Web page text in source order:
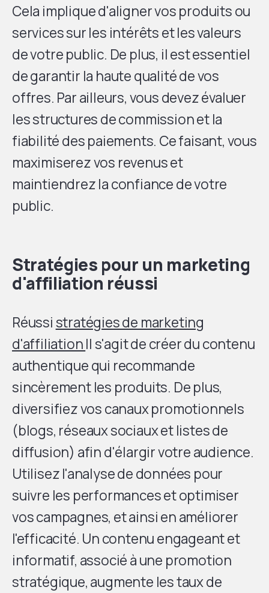
Cela implique d'aligner vos produits ou
services sur les intérêts et les valeurs
de votre public. De plus, il est essentiel
de garantir la haute qualité de vos
offres. Par ailleurs, vous devez évaluer
les structures de commission et la
fiabilité des paiements. Ce faisant, vous
maximiserez vos revenus et
maintiendrez la confiance de votre
public.
Stratégies pour un marketing
d'affiliation réussi
Réussistratégies de marketing
d'affiliationIl s'agit de créer du contenu
authentique qui recommande
sincèrement les produits. De plus,
diversifiez vos canaux promotionnels
(blogs, réseaux sociaux et listes de
diffusion) afin d'élargir votre audience.
Utilisez l'analyse de données pour
suivre les performances et optimiser
vos campagnes, et ainsi en améliorer
l'efficacité. Un contenu engageant et
informatif, associé à une promotion
stratégique, augmente les taux de